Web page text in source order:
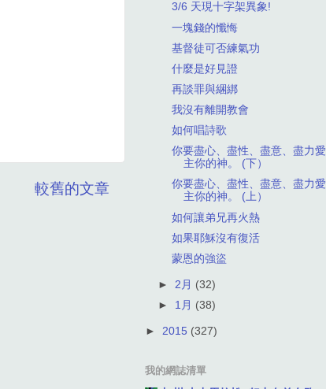
較舊的文章
3/6 天現十字架異象!
一塊錢的懺悔
基督徒可否練氣功
什麼是好見證
再談罪與綑綁
我沒有離開教會
如何唱詩歌
你要盡心、盡性、盡意、盡力愛
主你的神。 (下）
你要盡心、盡性、盡意、盡力愛
主你的神。 (上）
如何讓弟兄再火熱
如果耶穌沒有復活
蒙恩的強盜
► 2月 (32)
► 1月 (38)
► 2015 (327)
我的網誌清單